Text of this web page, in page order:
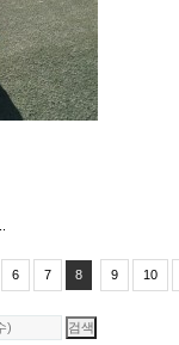
6 7 8 9 10